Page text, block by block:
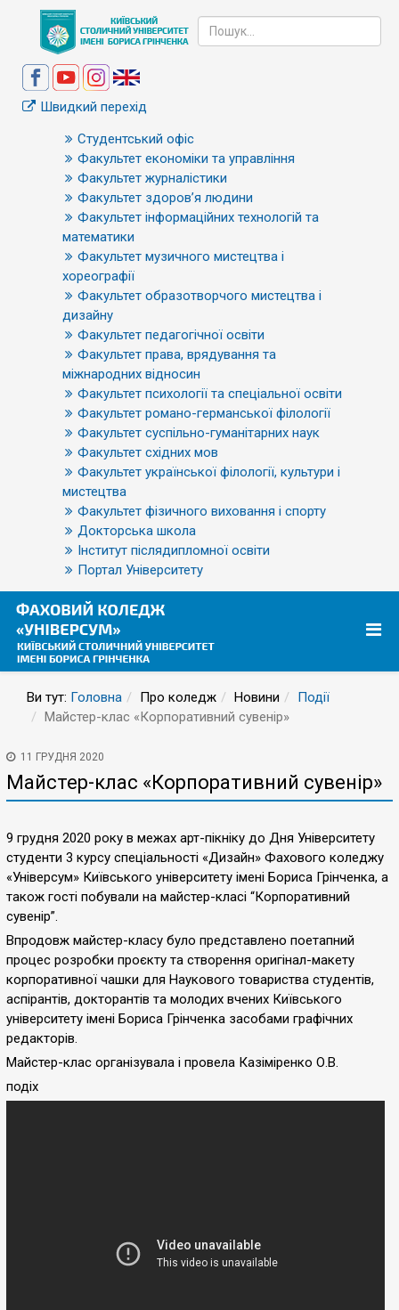
Швидкий перехід
Студентський офіс
Факультет економіки та управління
Факультет журналістики
Факультет здоров’я людини
Факультет інформаційних технологій та
математики
Факультет музичного мистецтва і
хореографії
Факультет образотворчого мистецтва і
дизайну
Факультет педагогічної освіти
Факультет права, врядування та
міжнародних відносин
Факультет психології та спеціальної освіти
Факультет романо-германської філології
Факультет суспільно-гуманітарних наук
Факультет східних мов
Факультет української філології, культури і
мистецтва
Факультет фізичного виховання і спорту
Докторська школа
Інститут післядипломної освіти
Портал Університету
Ви тут: Головна Про коледж Новини
Події
Майстер-клас «Корпоративний сувенір»
11 ГРУДНЯ 2020
Майстер-клас «Корпоративний сувенір»
9 грудня 2020 року в межах арт-пікніку до Дня Університету
студенти 3 курсу спеціальності «Дизайн» Фахового коледжу
«Універсум» Київського університету імені Бориса Грінченка, а
також гості побували на майстер-класі “Корпоративний
сувенір”.
Впродовж майстер-класу було представлено поетапний
процес розробки проєкту та створення оригінал-макету
корпоративної чашки для Наукового товариства студентів,
аспірантів, докторантів та молодих вчених Київського
університету імені Бориса Грінченка засобами графічних
редакторів.
Майстер-клас організувала і провела Казіміренко О.В.
подіх